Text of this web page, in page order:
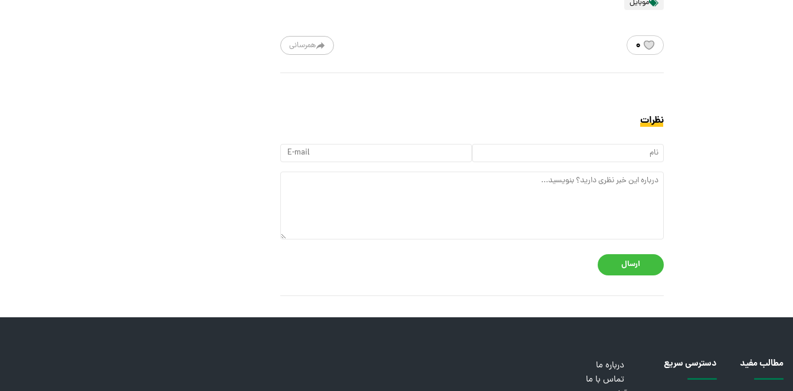
موبایل
همرسانی ۰
نظرات
ارسال
مطالب مفید دسترسی سریع
درباره ما
تماس با ما